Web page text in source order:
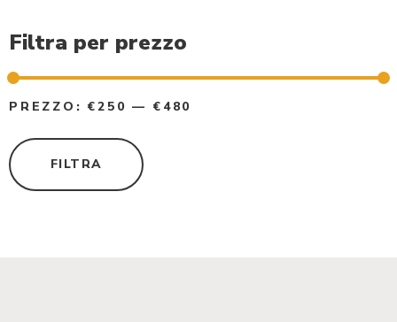
Filtra per prezzo
Prezzo Min
Prezzo Max
FILTRA
PREZZO:€250 —€480